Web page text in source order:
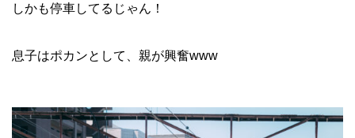
しかも停車してるじゃん！
息子はポカンとして、親が興奮www